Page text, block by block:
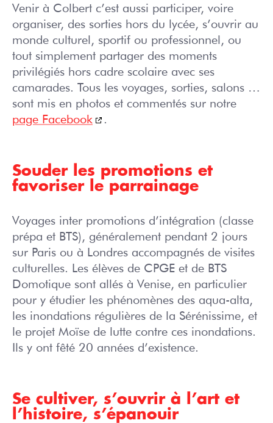
Venir à Colbert c’est aussi participer, voire
organiser, des sorties hors du lycée, s’ouvrir au
monde culturel, sportif ou professionnel, ou
tout simplement partager des moments
privilégiés hors cadre scolaire avec ses
camarades. Tous les voyages, sorties, salons …
sont mis en photos et commentés sur notre
page Facebook
.
Souder les promotions et
favoriser le parrainage
Voyages inter promotions d’intégration (classe
prépa et BTS), généralement pendant 2 jours
sur Paris ou à Londres accompagnés de visites
culturelles. Les élèves de CPGE et de BTS
Domotique sont allés à Venise, en particulier
pour y étudier les phénomènes des aqua-alta,
les inondations régulières de la Sérénissime, et
le projet Moïse de lutte contre ces inondations.
Ils y ont fêté 20 années d’existence.
Se cultiver, s’ouvrir à l’art et
l’histoire, s’épanouir